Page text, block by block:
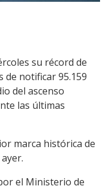
su récord de
notificar 95.159
del ascenso
las últimas
marca histórica de
el Ministerio de